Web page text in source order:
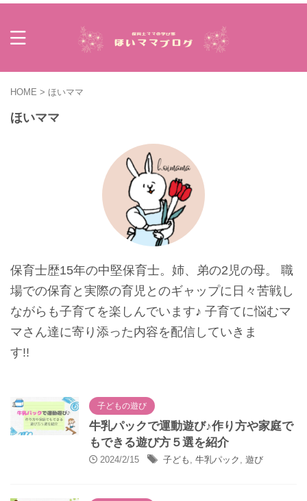
HOME > ほいママ
ほいママ
保育士歴15年の中堅保育士。姉、弟の2児の母。 職
場での保育と実際の育児とのギャップに日々苦戦し
ながらも子育てを楽しんでいます♪ 子育てに悩むマ
マさん達に寄り添った内容を配信していきま
す!!
子どもの遊び
牛乳パックで運動遊び♪作り方や家庭で
もできる遊び方５選を紹介
2024/2/15 子ども , 牛乳パック , 遊び